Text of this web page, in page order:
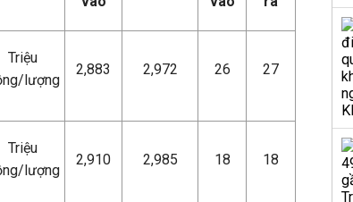
Triệu
lượng
2,883 2,972 26 27
Triệu
lượng
2,910 2,985 18 18